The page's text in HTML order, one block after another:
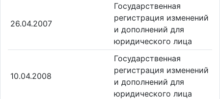
26.04.2007
Государственная
регистрация изменений
и дополнений для
юридического лица
10.04.2008
Государственная
регистрация изменений
и дополнений для
юридического лица